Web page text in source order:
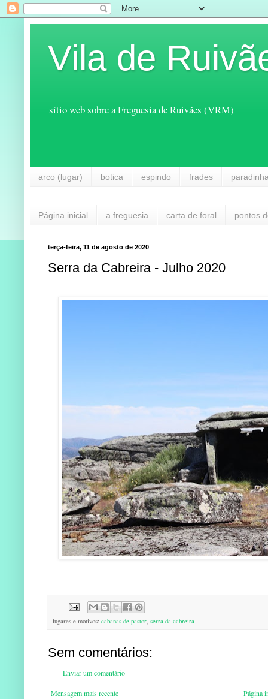
Vila de
sítio web sobre a Freguesia de Ruivães (VRM)
arco (lugar) botica espindo frades
Página inicial a freguesia carta de foral pontos
terça-feira, 11 de agosto de 2020
Serra da Cabreira - Julho 2020
lugares e motivos: cabanas de pastor, serra da cabreira
Sem comentários:
Enviar um comentário
Mensagem mais recente
Página